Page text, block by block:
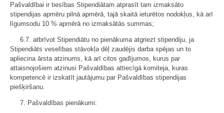
Pašvaldībai ir tiesības Stipendiātam atprasīt tam izmaksāto
stipendijas apmēru pilnā apmērā, tajā skaitā ieturētos nodokļus, kā arī
līgumsodu 10 % apmērā no izmaksātās summas;
6.7. atbrīvot Stipendiātu no pienākuma atgriezt stipendiju, ja
Stipendiāts veselības stāvokļa dēļ zaudējis darba spējas un to
apliecina ārsta atzinums, kā arī citos gadījumos, kurus par
attaisnojošiem atzinusi Pašvaldības attiecīgā komiteja, kuras
kompetencē ir izskatīt jautājumu par Pašvaldības stipendijas
piešķiršanu.
7. Pašvaldības pienākumi: